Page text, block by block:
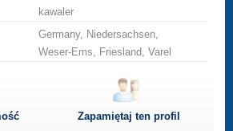
kawaler
Germany, Niedersachsen,
Weser-Ems, Friesland, Varel
Zapamiętaj ten profil